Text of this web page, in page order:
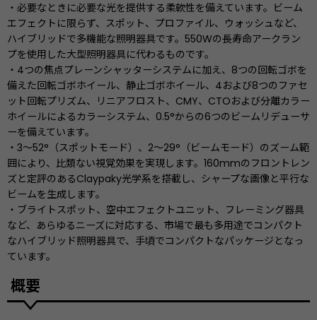
・必要なときに必要な光を提供する柔軟性を備えています。ビーム
エフェクトに限らず、スポット、プロファイル、ウォッシュなど、
ハイブリッドで多機能な照明器具です。550Wの長寿命アークラン
プを使用した大型照明器具に代わるものです。
・4つの焦点プレーンシャッターシステムに加え、8つの回転ゴボを
備えた回転ゴボホイール、静止ゴボホイール、4および8つのファセ
ット回転プリズム、リニアフロスト、CMY、CTOおよび分離カラー
ホイールによるカラーシステム、0.5°からの6つのビームリデューサ
ーを備えています。
・3〜52°（スポットモード）、2〜29°（ビームモード）のズーム範
囲により、比類ない視覚効果を実現します。160mmのフロントレン
ズと定評のあるClaypaky光学系を搭載し、シャープな画像と平行な
ビームを生成します。
・ブライトスポット、空中エフェクトユニット、フレーミング器具
など、あらゆるニーズに対応する、市場で最も多用途でコンパクト
なハイブリッド照明器具で、手頃でコンパクトなパッケージとなっ
ています。
概要